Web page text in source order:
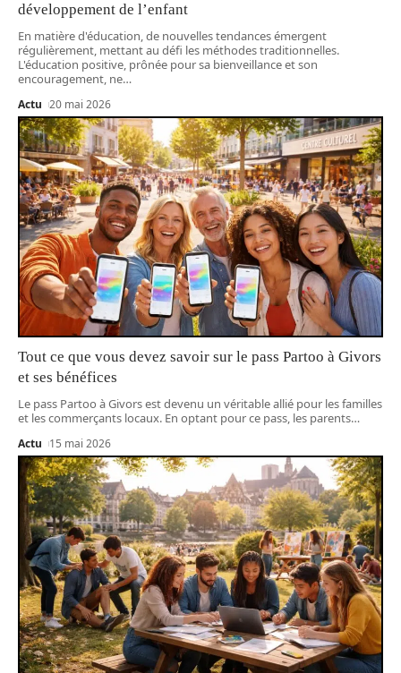
développement de l’enfant
En matière d'éducation, de nouvelles tendances émergent
régulièrement, mettant au défi les méthodes traditionnelles.
L'éducation positive, prônée pour sa bienveillance et son
encouragement, ne…
Actu 20 mai 2026
Tout ce que vous devez savoir sur le pass Partoo à Givors
et ses bénéfices
Le pass Partoo à Givors est devenu un véritable allié pour les familles
et les commerçants locaux. En optant pour ce pass, les parents…
Actu 15 mai 2026